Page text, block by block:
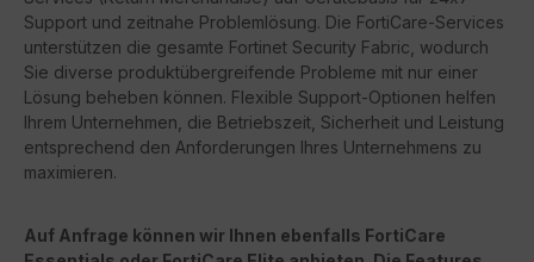
Support und zeitnahe Problemlösung. Die FortiCare-Services
unterstützen die gesamte Fortinet Security Fabric, wodurch
Sie diverse produktübergreifende Probleme mit nur einer
Lösung beheben können. Flexible Support-Optionen helfen
Ihrem Unternehmen, die Betriebszeit, Sicherheit und Leistung
entsprechend den Anforderungen Ihres Unternehmens zu
maximieren.
Auf Anfrage können wir Ihnen ebenfalls FortiCare